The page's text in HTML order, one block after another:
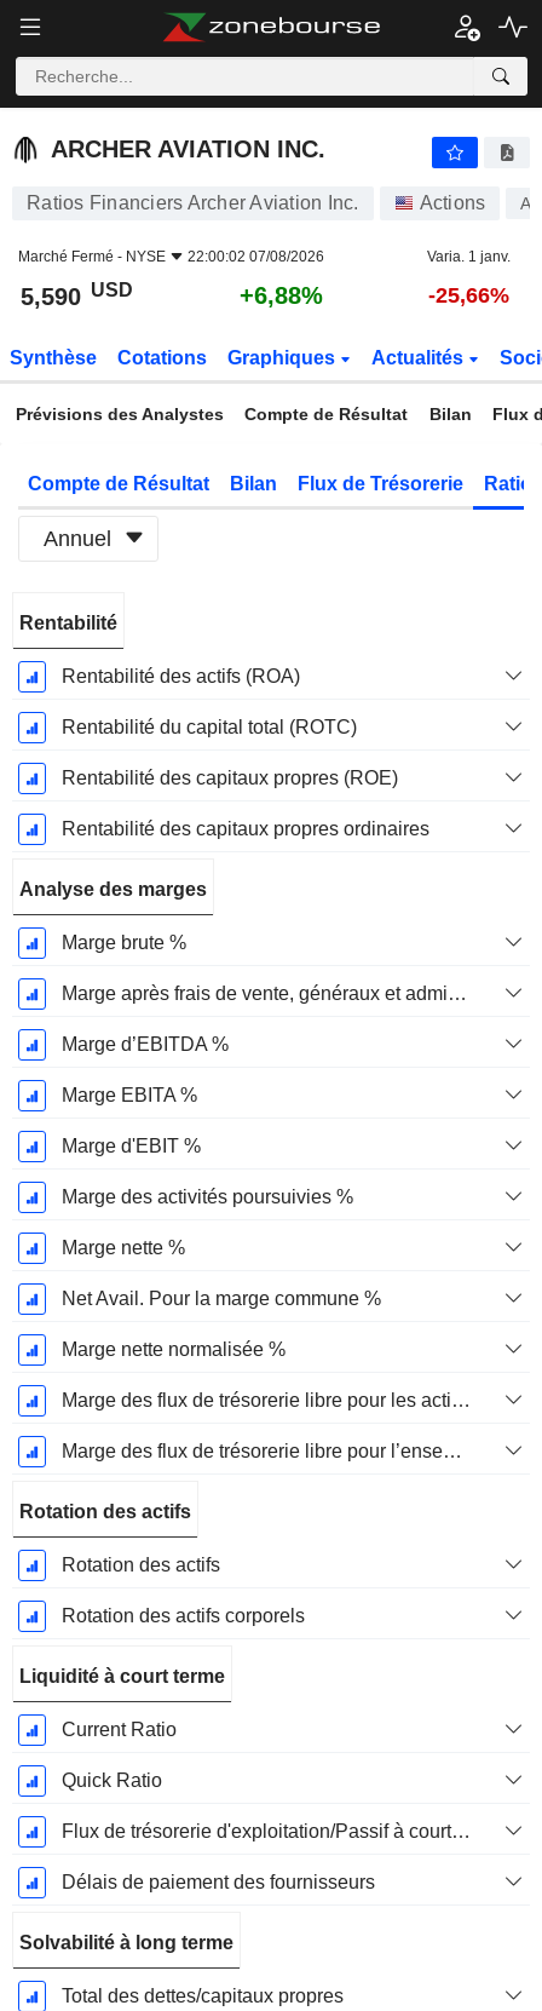
ARCHER AVIATION INC.
ARCHER AVIATION INC.
Ratios Financiers Archer Aviation Inc. Actions
Marché Fermé - NYSE 22:00:02 07/08/2026 Varia. 1 janv.
5,590 USD +6,88% -25,66%
Synthèse Cotations Graphiques Actualités
Prévisions des Analystes Compte de Résultat Bilan Flux
Compte de Résultat Bilan Flux de Trésorerie
Annuel
Fiscale:
Décembre
Rentabilité
Rentabilité des actifs (ROA)
Rentabilité du capital total (ROTC)
Rentabilité des capitaux propres (ROE)
Rentabilité des capitaux propres ordinaires
Analyse des marges
Marge brute %
Marge après frais de vente, généraux et administratifs %
Marge d’EBITDA %
Marge EBITA %
Marge d'EBIT %
Marge des activités poursuivies %
Marge nette %
Net Avail. Pour la marge commune %
Marge nette normalisée %
Marge des flux de trésorerie libre pour les actionnaires
Marge des flux de trésorerie libre pour l’ensemble des pourvoyeurs de fonds
Rotation des actifs
Rotation des actifs
Rotation des actifs corporels
Liquidité à court terme
Current Ratio
Quick Ratio
Flux de trésorerie d'exploitation/Passif à court terme
Délais de paiement des fournisseurs
Solvabilité à long terme
Total des dettes/capitaux propres